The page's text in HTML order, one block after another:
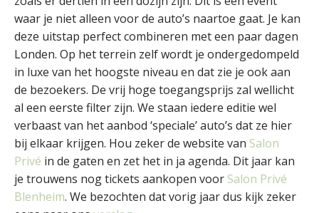
waar je niet alleen voor de auto’s naartoe gaat. Je kan
deze uitstap perfect combineren met een paar dagen
Londen. Op het terrein zelf wordt je ondergedompeld
in luxe van het hoogste niveau en dat zie je ook aan
de bezoekers. De vrij hoge toegangsprijs zal wellicht
al een eerste filter zijn. We staan iedere editie wel
verbaast van het aanbod ‘speciale’ auto’s dat ze hier
bij elkaar krijgen. Hou zeker de website van Salon
Privé in de gaten en zet het in ja agenda. Dit jaar kan
je trouwens nog tickets aankopen voor Salon Privé
Blenheim. We bezochten dat vorig jaar dus kijk zeker